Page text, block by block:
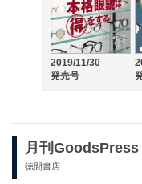
2019/11/30
発売号
月刊GoodsPress
徳間書店